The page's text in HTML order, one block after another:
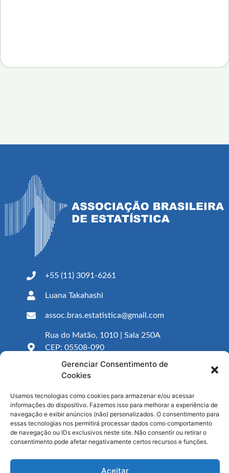
Gerenciar Consentimento de
Cookies
Usamos tecnologias como cookies para armazenar e/ou acessar
informações do dispositivo. Fazemos isso para melhorar a experiência de
navegação e exibir anúncios (não) personalizados. O consentimento para
essas tecnologias nos permitirá processar dados como comportamento
de navegação ou IDs exclusivos neste site. Não consentir ou retirar o
consentimento pode afetar negativamente certos recursos e funções.
Aceitar
+55 (11) 3091-6261
Luana Takahashi
assoc.bras.estatistica@gmail.com
Rua do Matão, 1010 | Sala 250A
CEP: 05508-090
São Paulo – SP
Segunda à Sexta, das 8h às 11h e das 13h às
16h
Área restrita para associados:
Acessar